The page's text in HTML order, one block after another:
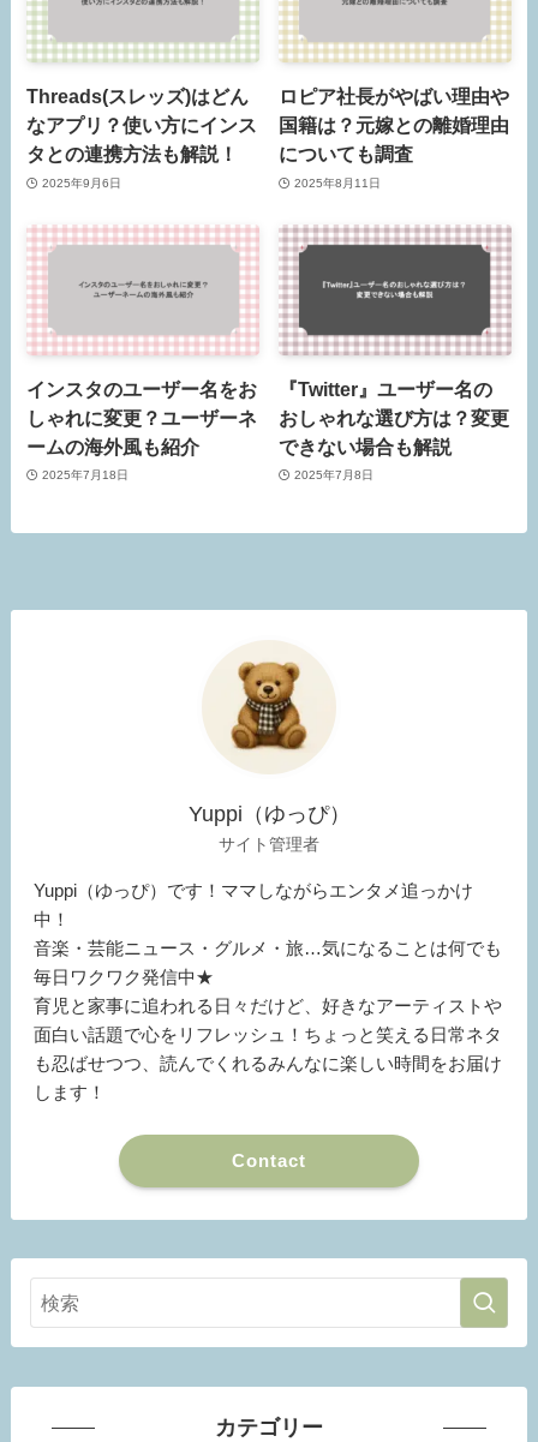
Threads(スレッズ)はどん
なアプリ？使い方にインス
タとの連携方法も解説！
2025年9月6日
ロピア社長がやばい理由や
国籍は？元嫁との離婚理由
についても調査
2025年8月11日
インスタのユーザー名をお
しゃれに変更？ユーザーネ
ームの海外風も紹介
2025年7月18日
『Twitter』ユーザー名の
おしゃれな選び方は？変更
できない場合も解説
2025年7月8日
Yuppi（ゆっぴ）
サイト管理者
Yuppi（ゆっぴ）です！ママしながらエンタメ追っかけ
中！
音楽・芸能ニュース・グルメ・旅…気になることは何でも
毎日ワクワク発信中★
育児と家事に追われる日々だけど、好きなアーティストや
面白い話題で心をリフレッシュ！ちょっと笑える日常ネタ
も忍ばせつつ、読んでくれるみんなに楽しい時間をお届け
します！
Contact
カテゴリー